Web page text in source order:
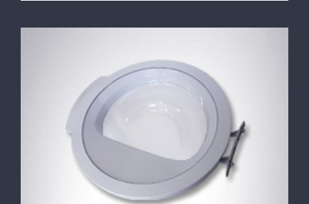
Πόρτες, Κρύσταλλα & Πλαίσια